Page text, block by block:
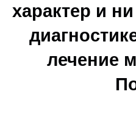
характер и
лечение